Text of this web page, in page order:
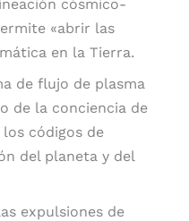
cósmico-
«abrir las
en la Tierra.
de flujo de plasma
de la conciencia de
códigos de
del planeta y del
expulsiones de